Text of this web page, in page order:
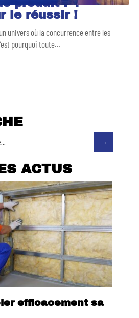
produit : 4
le réussir !
univers où la concurrence entre les
pourquoi toute…
ACTUS
efficacement sa